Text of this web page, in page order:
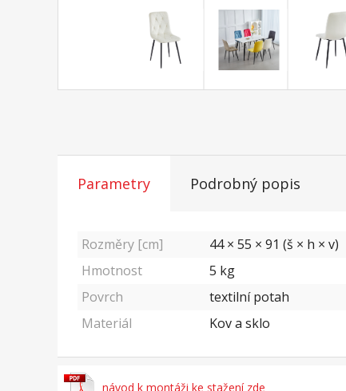
Parametry Podrobný popis
Rozměry [cm]
44 × 55 × 91 (š × h × v)
Hmotnost
5 kg
Povrch
textilní potah
Materiál
Kov a sklo
návod k montáži ke stažení zde